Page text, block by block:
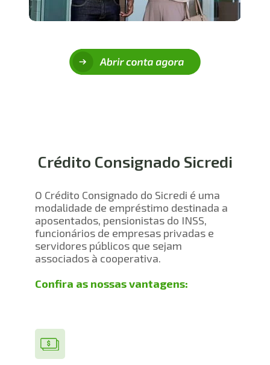
Crédito Consignado Sicredi
​O Crédito Consignado do Sicredi é uma
modalidade de empréstimo destinada a
aposentados, pensionistas do INSS,
funcionários de empresas privadas e
servidores públicos que sejam
associados à cooperativa.
Confira as nossas vantagens: